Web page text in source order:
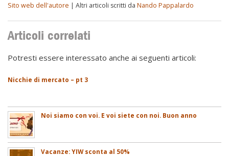
Sito web dell'autore | Altri articoli scritti da Nando Pappalardo
Articoli correlati
Potresti essere interessato anche ai seguenti articoli:
Nicchie di mercato – pt 3
Noi siamo con voi. E voi siete con noi. Buon anno
Vacanze: YIW sconta al 50%